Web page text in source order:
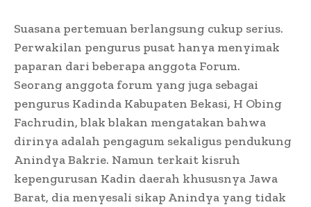
Suasana pertemuan berlangsung cukup serius.
Perwakilan pengurus pusat hanya menyimak
paparan dari beberapa anggota Forum.
Seorang anggota forum yang juga sebagai
pengurus Kadinda Kabupaten Bekasi, H Obing
Fachrudin, blak blakan mengatakan bahwa
dirinya adalah pengagum sekaligus pendukung
Anindya Bakrie. Namun terkait kisruh
kepengurusan Kadin daerah khususnya Jawa
Barat, dia menyesali sikap Anindya yang tidak